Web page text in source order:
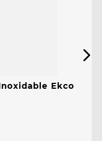
Ekco